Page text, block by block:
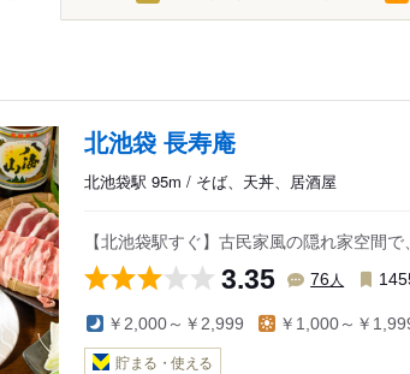
北池袋 長寿庵
北池袋駅 95m / そば、天丼、居酒屋
【北池袋駅すぐ】古民家風の隠れ家空間
3.35 76人
￥2,000～￥2,999 ￥1,000～￥
貯まる・使える